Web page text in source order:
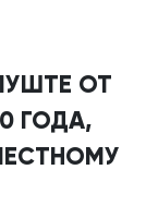
ОТ
ГОДА,